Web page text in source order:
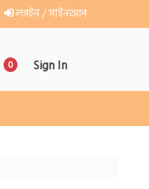
লগইন / সাইনআপ
0 Sign In